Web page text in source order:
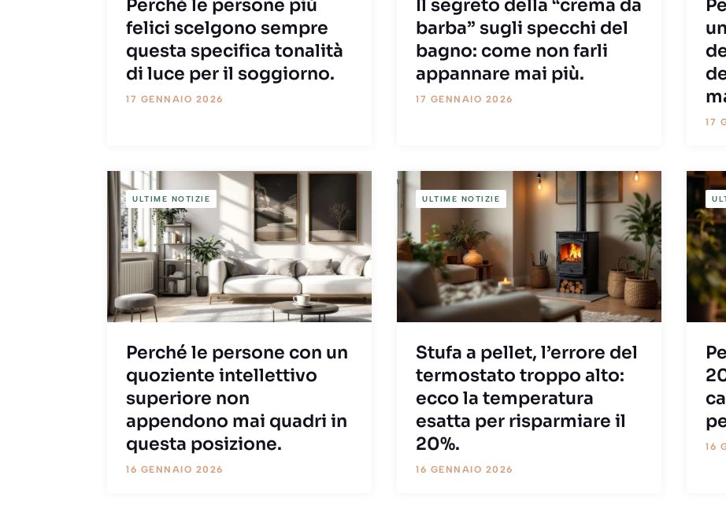
Perché le persone più
felici scelgono sempre
questa specifica tonalità
di luce per il soggiorno.
17 GENNAIO 2026
Il segreto della “crema da
barba” sugli specchi del
bagno: come non farli
appannare mai più.
17 GENNAIO 2026
17
ULTIME NOTIZIE
Perché le persone con un
quoziente intellettivo
superiore non
appendono mai quadri in
questa posizione.
16 GENNAIO 2026
ULTIME NOTIZIE
Stufa a pellet, l’errore del
termostato troppo alto:
ecco la temperatura
esatta per risparmiare il
20%.
16 GENNAIO 2026
16